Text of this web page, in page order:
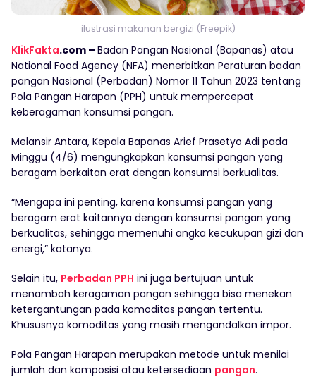
ilustrasi makanan bergizi (Freepik)
KlikFakta.com – Badan Pangan Nasional (Bapanas) atau
National Food Agency (NFA) menerbitkan Peraturan badan
pangan Nasional (Perbadan) Nomor 11 Tahun 2023 tentang
Pola Pangan Harapan (PPH) untuk mempercepat
keberagaman konsumsi pangan.
Melansir Antara, Kepala Bapanas Arief Prasetyo Adi pada
Minggu (4/6) mengungkapkan konsumsi pangan yang
beragam berkaitan erat dengan konsumsi berkualitas.
“Mengapa ini penting, karena konsumsi pangan yang
beragam erat kaitannya dengan konsumsi pangan yang
berkualitas, sehingga memenuhi angka kecukupan gizi dan
energi,” katanya.
Selain itu, Perbadan PPH ini juga bertujuan untuk
menambah keragaman pangan sehingga bisa menekan
ketergantungan pada komoditas pangan tertentu.
Khususnya komoditas yang masih mengandalkan impor.
Pola Pangan Harapan merupakan metode untuk menilai
jumlah dan komposisi atau ketersediaan pangan.